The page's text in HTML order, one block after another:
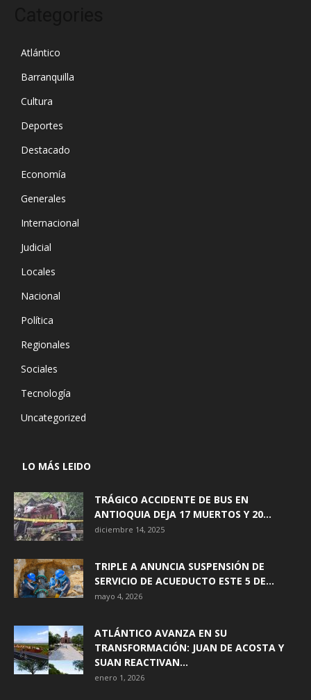
Atlántico
Barranquilla
Cultura
Deportes
Destacado
Economía
Generales
Internacional
Judicial
Locales
Nacional
Política
Regionales
Sociales
Tecnología
Uncategorized
LO MÁS LEIDO
TRÁGICO ACCIDENTE DE BUS EN
ANTIOQUIA DEJA 17 MUERTOS Y 20...
diciembre 14, 2025
TRIPLE A ANUNCIA SUSPENSIÓN DE
SERVICIO DE ACUEDUCTO ESTE 5 DE...
mayo 4, 2026
ATLÁNTICO AVANZA EN SU
TRANSFORMACIÓN: JUAN DE ACOSTA Y
SUAN REACTIVAN...
enero 1, 2026